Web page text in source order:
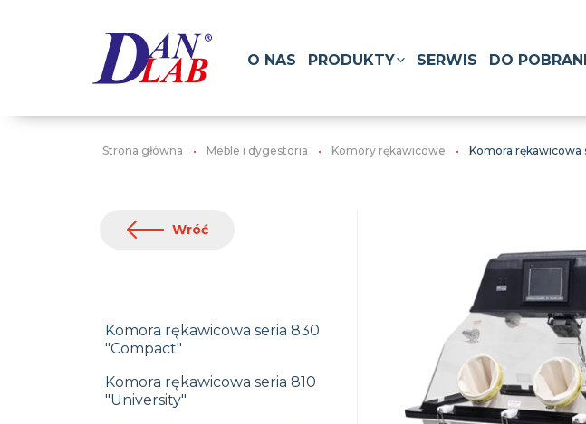
O NAS PRODUKTY SERWIS DO
Strona główna Meble i dygestoria Komory rękawicowe Komora rękawicowa
Wróć
Komora rękawicowa seria 830
"Compact"
Komora rękawicowa seria 810
"University"